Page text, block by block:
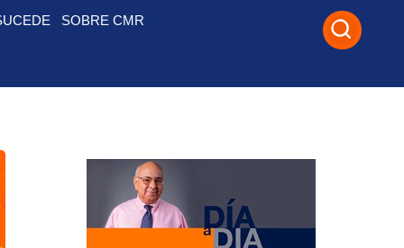
SOBRE CMR